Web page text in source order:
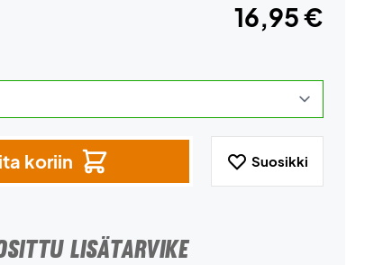
16,95 €
koriin Suosikki
LISÄTARVIKE